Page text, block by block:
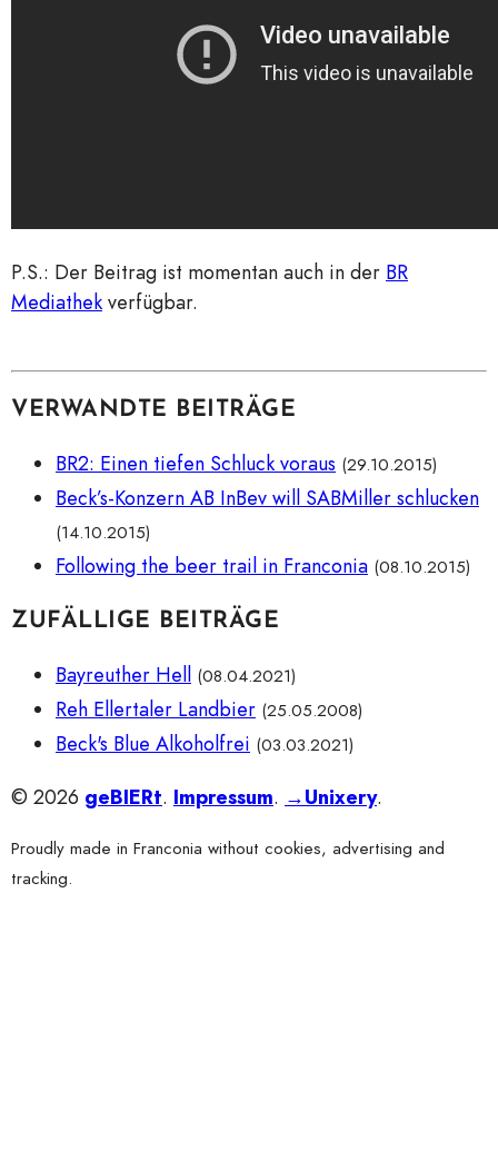
P.S.: Der Beitrag ist momentan auch in der BR
Mediathekverfügbar.
VERWANDTE BEITRÄGE
BR2: Einen tiefen Schluck voraus (29.10.2015)
Beck’s-Konzern AB InBev will SABMiller schlucken
(14.10.2015)
Following the beer trail in Franconia (08.10.2015)
ZUFÄLLIGE BEITRÄGE
Bayreuther Hell (08.04.2021)
Reh Ellertaler Landbier (25.05.2008)
Beck's Blue Alkoholfrei (03.03.2021)
© 2026 geBIERt. Impressum. →Unixery.
Proudly made in Franconia without cookies, advertising and
tracking.